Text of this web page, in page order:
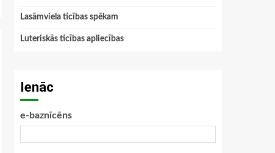
Lasāmviela ticības spēkam
Luteriskās ticības apliecības
Ienāc
e-baznīcēns